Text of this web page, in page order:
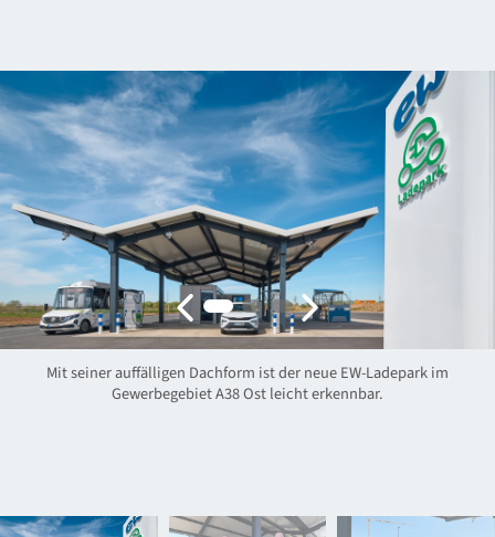
Mit seiner auffälligen Dachform ist der neue EW-Ladepark im
Gewerbegebiet A38 Ost leicht erkennbar.